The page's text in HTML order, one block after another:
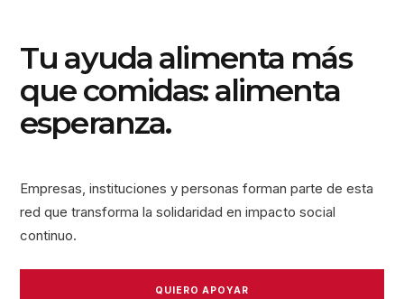
Tu ayuda alimenta más
que comidas: alimenta
esperanza.
Empresas, instituciones y personas forman parte de esta
red que transforma la solidaridad en impacto social
continuo.
QUIERO APOYAR